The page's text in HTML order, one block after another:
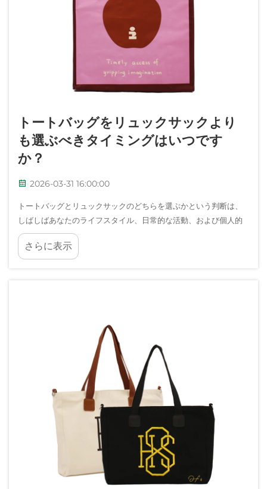
トートバッグをリュックサックより
も選ぶべきタイミングはいつです
か？
2026-03-31 16:00:00
トートバッグとリュックサックのどちらを選ぶかという判断は、
しばしばあなたのライフスタイル、日常的な活動、および個人的
な好みを反映しています。両方とも実用的な携帯用収納手段とし
て機能しますが、それぞれが特に優れた状況があり、その状況に
さらに表示